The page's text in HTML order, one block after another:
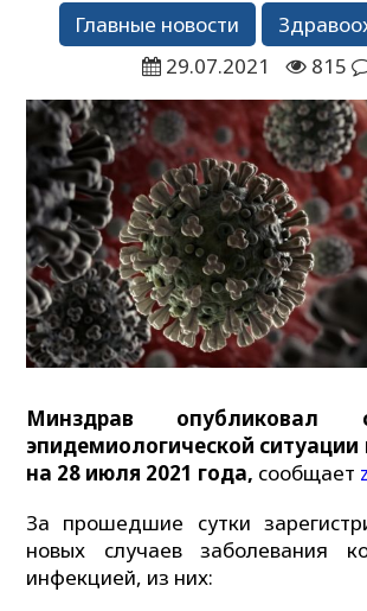
Главные новости
29.07.2021
815
Минздрав опубликовал
эпидемиологической ситуации
на 28 июля 2021 года, сообщает
За прошедшие сутки
новых случаев заболевания
инфекцией, из них:⠀